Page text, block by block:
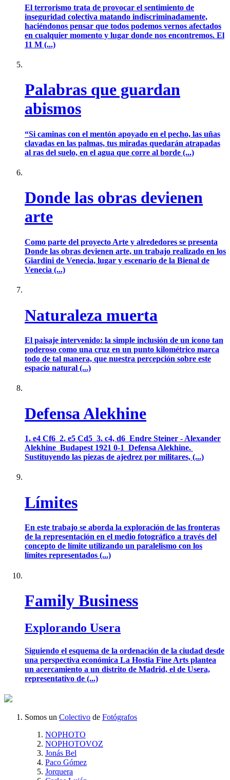
El terrorismo trata de provocar el sentimiento de
inseguridad colectiva matando indiscriminadamente,
haciéndonos pensar que todos podemos vernos afectados
en cualquier momento y lugar donde nos encontremos. El
11 M (...)
Palabras que guardan
abismos
“Si caminas con el mentón apoyado en el pecho, las uñas
clavadas en las palmas, tus miradas quedarán atrapadas
al ras del suelo, en el agua que corre al borde (...)
Donde las obras devienen
arte
Como parte del proyecto Arte y alrededores se presenta
Donde las obras devienen arte, un trabajo realizado en los
Giardini de Venecia, lugar y escenario de la Bienal de
Venecia (...)
Naturaleza muerta
El paisaje intervenido: la simple inclusión de un icono tan
poderoso como una cruz en un punto kilométrico marca
todo de tal manera, que nuestra percepción sobre este
espacio natural (...)
Defensa Alekhine
1. e4 Cf6 2. e5 Cd5 3. c4, d6 Endre Steiner - Alexander
Alekhine Budapest 1921 0-1 Defensa Alekhine.
Sustituyendo las piezas de ajedrez por militares, (...)
Límites
En este trabajo se aborda la exploración de las fronteras
de la representación en el medio fotográfico a través del
concepto de límite utilizando un paralelismo con los
límites representados (...)
Family Business
Explorando Usera
Siguiendo el esquema de la ordenación de la ciudad desde
una perspectiva económica La Hostia Fine Arts plantea
un acercamiento a un distrito de Madrid, el de Usera,
representativo de (...)
Somos un Colectivo de Fotógrafos
NOPHOTO
NOPHOTOVOZ
Jonás Bel
Paco Gómez
Jorquera